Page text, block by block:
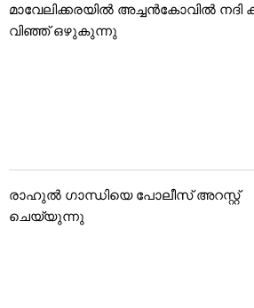
മാവേലിക്കരയിൽ അച്ചൻകോവിൽ നദി
വിഞ്ഞ് ഒഴുകുന്നു
രാഹുൽ ഗാന്ധിയെ പോലീസ് അറസ്റ്റ്
ചെയ്യുന്നു